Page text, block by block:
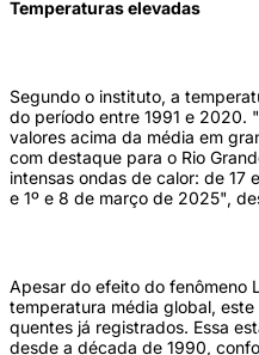
Temperaturas elevadas
Segundo o instituto, a
do período entre 1991 e 2020.
valores acima da média em
com destaque para o Rio
intensas ondas de calor: de 17
e 1º e 8 de março de 2025",
Apesar do efeito do fenômeno
temperatura média global,
quentes já registrados. Essa
desde a década de 1990,